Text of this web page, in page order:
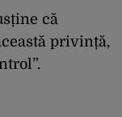
că
privință,